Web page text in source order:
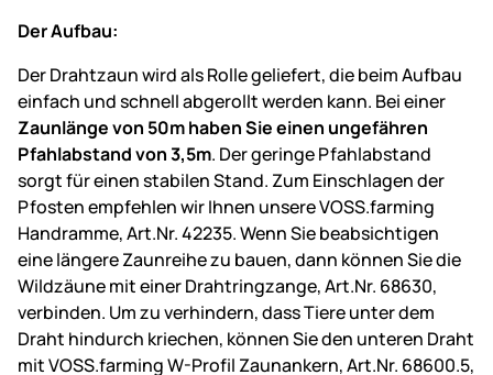
Der Aufbau:
Der Drahtzaun wird als Rolle geliefert, die beim Aufbau
einfach und schnell abgerollt werden kann. Bei einer
Zaunlänge von 50m haben Sie einen ungefähren
Pfahlabstand von 3,5m. Der geringe Pfahlabstand
sorgt für einen stabilen Stand. Zum Einschlagen der
Pfosten empfehlen wir Ihnen unsere VOSS.farming
Handramme, Art.Nr. 42235. Wenn Sie beabsichtigen
eine längere Zaunreihe zu bauen, dann können Sie die
Wildzäune mit einer Drahtringzange, Art.Nr. 68630,
verbinden. Um zu verhindern, dass Tiere unter dem
Draht hindurch kriechen, können Sie den unteren Draht
mit VOSS.farming W-Profil Zaunankern, Art.Nr. 68600.5,